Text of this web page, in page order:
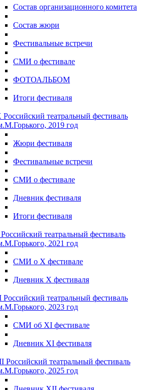
Состав организационного комитета
Состав жюри
Фестивальные встречи
СМИ о фестивале
ФОТОАЛЬБОМ
Итоги фестиваля
Российский театральный фестиваль
2019 год
Жюри фестиваля
Фестивальные встречи
СМИ о фестивале
Дневник фестиваля
Итоги фестиваля
театральный фестиваль
2021 год
СМИ о X фестивале
Дневник X фестиваля
Российский театральный фестиваль
2023 год
СМИ об XI фестивале
Дневник XI фестиваля
Российский театральный фестиваль
2025 год